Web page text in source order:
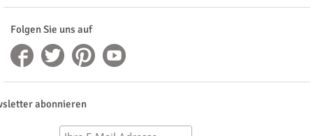
Folgen Sie uns auf
abonnieren